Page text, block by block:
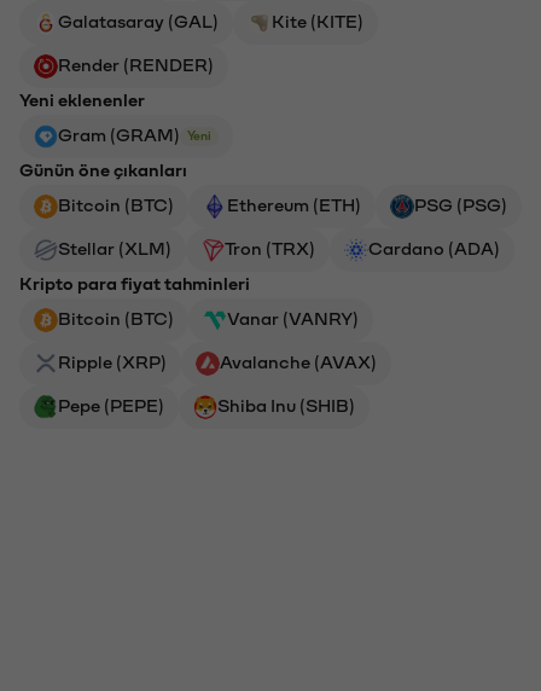
Galatasaray (GAL) Kite (KITE)
Render (RENDER)
Yeni eklenenler
Gram (GRAM)
Yeni
Günün öne çıkanları
Bitcoin (BTC)
Ethereum (ETH) PSG (PSG)
Stellar (XLM) Tron (TRX)
Cardano (ADA)
Kripto para fiyat tahminleri
Bitcoin (BTC)
Vanar (VANRY)
Ripple (XRP) Avalanche (AVAX)
Pepe (PEPE) Shiba Inu (SHIB)